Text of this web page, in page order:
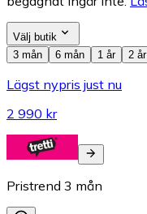
Välj butik
3 mån
6 mån 1 år 2 år
Lägst nypris just nu
2 990 kr
Pristrend 3 mån